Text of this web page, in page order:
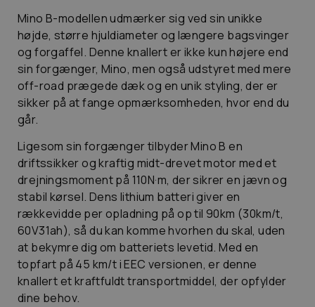
Mino B-modellen udmærker sig ved sin unikke
højde, større hjuldiameter og længere bagsvinger
og forgaffel. Denne knallert er ikke kun højere end
sin forgænger, Mino, men også udstyret med mere
off-road prægede dæk og en unik styling, der er
sikker på at fange opmærksomheden, hvor end du
går.
Ligesom sin forgænger tilbyder Mino B en
driftssikker og kraftig midt-drevet motor med et
drejningsmoment på 110N·m, der sikrer en jævn og
stabil kørsel. Dens lithium batteri giver en
rækkevidde per opladning på op til 90km (30km/t,
60V31ah), så du kan komme hvorhen du skal, uden
at bekymre dig om batteriets levetid. Med en
topfart på 45 km/t i EEC versionen, er denne
knallert et kraftfuldt transportmiddel, der opfylder
dine behov.